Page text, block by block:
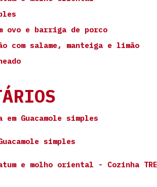
ovo e barriga de porco
com salame, manteiga e limão
em Guacamole simples
simples
e molho oriental - Cozinha